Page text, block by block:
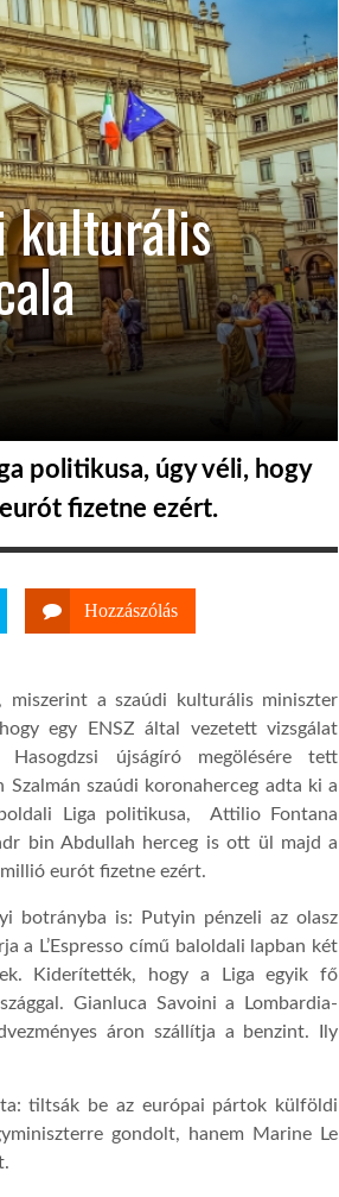
kulturális
politikusa, úgy véli, hogy
fizetne ezért.
Hozzászólás
miszerint a szaúdi kulturális miniszter
egy ENSZ által vezetett vizsgálat
újságíró megölésére tett
szaúdi koronaherceg adta ki a
Liga politikusa, Attilio Fontana
bin Abdullah herceg is ott ül majd a
eurót fizetne ezért.
botrányba is: Putyin pénzeli az olasz
a L’Espresso című baloldali lapban két
Kiderítették, hogy a Liga egyik fő
Gianluca Savoini a Lombardia-
áron szállítja a benzint. Ily
tiltsák be az európai pártok külföldi
gondolt, hanem Marine Le